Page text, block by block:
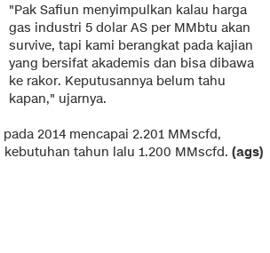
"Pak Safiun menyimpulkan kalau harga
gas industri 5 dolar AS per MMbtu akan
survive, tapi kami berangkat pada kajian
yang bersifat akademis dan bisa dibawa
ke rakor. Keputusannya belum tahu
kapan," ujarnya.
2014 mencapai 2.201 MMscfd,
tahun lalu 1.200 MMscfd. (ags)